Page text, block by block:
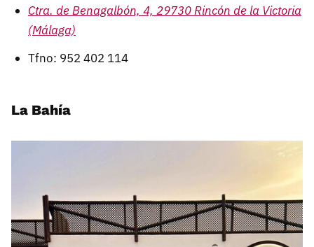
Ctra. de Benagalbón, 4, 29730 Rincón de la Victoria
(Málaga)
Tfno: 952 402 114
La Bahía